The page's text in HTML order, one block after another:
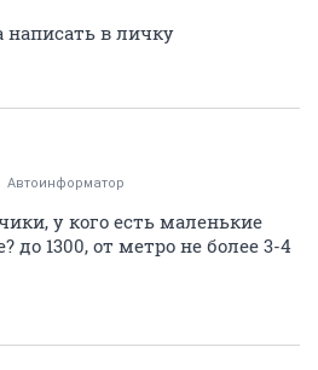
в личку
Автоинформатор
у кого есть маленькие
до 1300, от метро не более 3-4